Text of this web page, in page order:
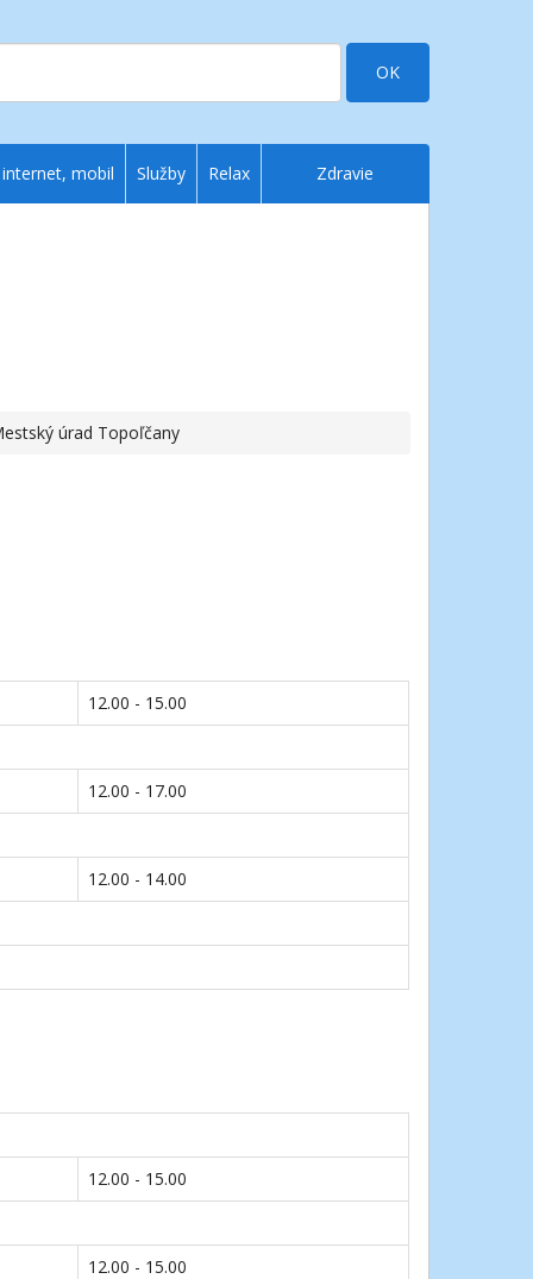
OK
úrad Topoľčany
12.00 - 15.00
12.00 - 17.00
12.00 - 14.00
12.00 - 15.00
12.00 - 15.00
internet, mobil Služby Relax Zdravie